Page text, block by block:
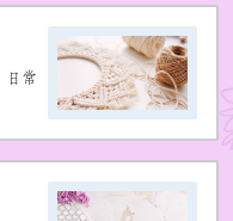
日常